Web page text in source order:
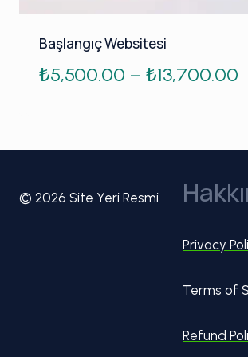
Başlangıç Websitesi
₺5,500.00 – ₺13,700.00
© 2026 Site Yeri Resmi
Privacy
Terms of
Refund